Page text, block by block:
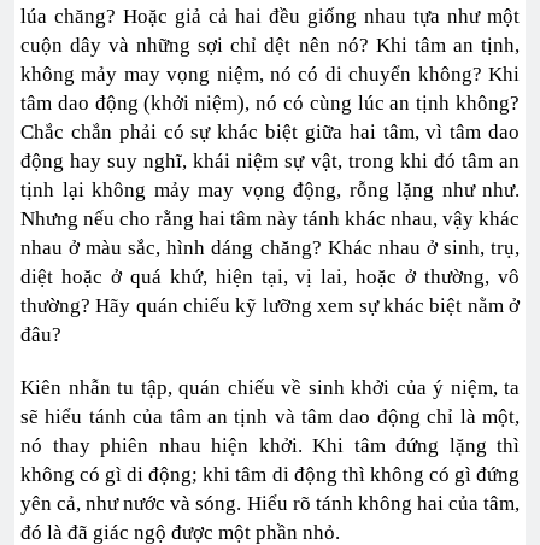
lúa chăng? Hoặc giả cả hai đều giống nhau tựa như một
cuộn dây và những sợi chỉ dệt nên nó? Khi tâm an tịnh,
không mảy may vọng niệm, nó có di chuyển không? Khi
tâm dao động (khởi niệm), nó có cùng lúc an tịnh không?
Chắc chắn phải có sự khác biệt giữa hai tâm, vì tâm dao
động hay suy nghĩ, khái niệm sự vật, trong khi đó tâm an
tịnh lại không mảy may vọng động, rỗng lặng như như.
Nhưng nếu cho rằng hai tâm này tánh khác nhau, vậy khác
nhau ở màu sắc, hình dáng chăng? Khác nhau ở sinh, trụ,
diệt hoặc ở quá khứ, hiện tại, vị lai, hoặc ở thường, vô
thường? Hãy quán chiếu kỹ lưỡng xem sự khác biệt nằm ở
đâu?
Kiên nhẫn tu tập, quán chiếu về sinh khởi của ý niệm, ta
sẽ hiểu tánh của tâm an tịnh và tâm dao động chỉ là một,
nó thay phiên nhau hiện khởi. Khi tâm đứng lặng thì
không có gì di động; khi tâm di động thì không có gì đứng
yên cả, như nước và sóng. Hiểu rõ tánh không hai của tâm,
đó là đã giác ngộ được một phần nhỏ.